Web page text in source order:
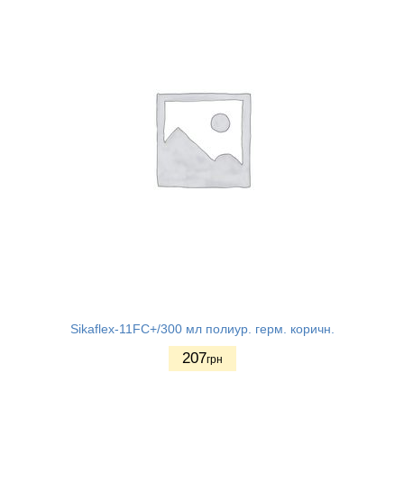
Sikaflex-11FC+/300 мл полиур. герм. коричн.
207грн